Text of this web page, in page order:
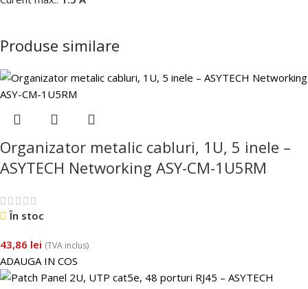
Produse similare
Organizator metalic cabluri, 1U, 5 inele –
ASYTECH Networking ASY-CM-1U5RM
În stoc
43,86 lei (TVA inclus)
ADAUGA IN COS